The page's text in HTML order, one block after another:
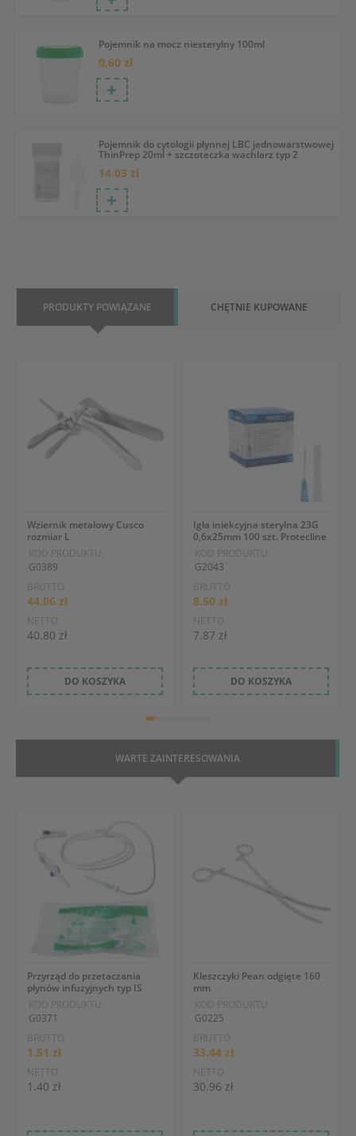
Pojemnik na mocz niesterylny 100ml
0.60 zł
Pojemnik do cytologii płynnej LBC jednowarstwowej
ThinPrep 20ml + szczoteczka wachlarz typ 2
14.03 zł
PRODUKTY POWIĄZANE CHĘTNIE KUPOWANE
Wziernik metalowy Cusco
rozmiar L
KOD PRODUKTU:
G0389
BRUTTO
44.06 zł
NETTO
40.80 zł
DO KOSZYKA
Igła iniekcyjna sterylna 23G
0,6x25mm 100 szt. Protecline
KOD PRODUKTU:
G2043
BRUTTO
8.50 zł
NETTO
7.87 zł
DO KOSZYKA
WARTE ZAINTERESOWANIA
Przyrząd do przetaczania
płynów infuzyjnych typ IS
KOD PRODUKTU:
G0371
BRUTTO
1.51 zł
NETTO
1.40 zł
Kleszczyki Pean odgięte 160
mm
KOD PRODUKTU:
G0225
BRUTTO
33.44 zł
NETTO
30.96 zł